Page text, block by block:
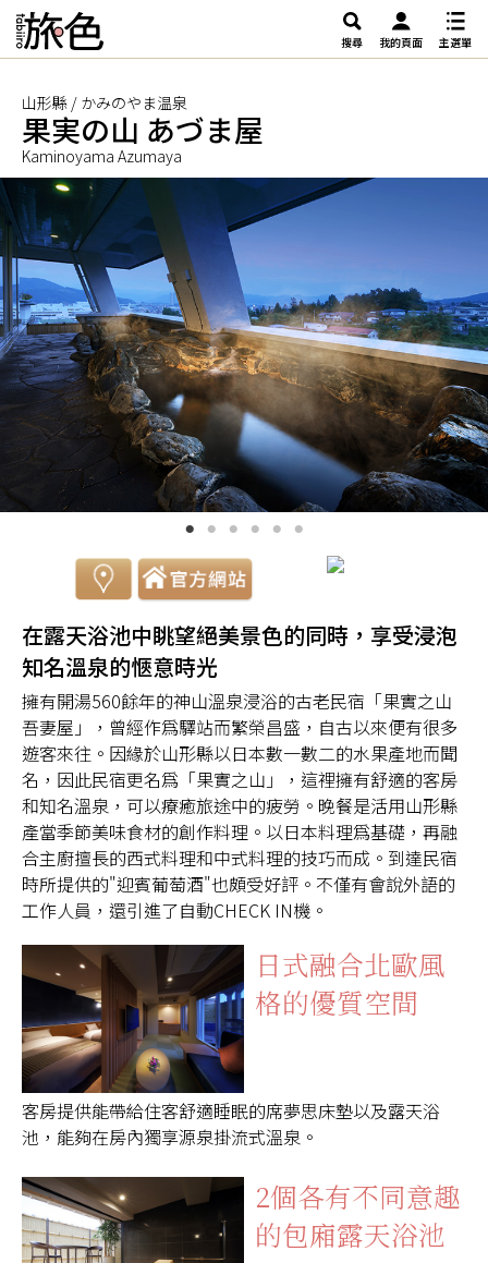
搜尋 我的頁面 主選單
山形縣 / かみのやま温泉
果実の山 あづま屋
Kaminoyama Azumaya
在露天浴池中眺望絕美景色的同時，享受浸泡
知名溫泉的愜意時光
擁有開湯560餘年的神山溫泉浸浴的古老民宿「果實之山
吾妻屋」，曾經作爲驛站而繁榮昌盛，自古以來便有很多
遊客來往。因緣於山形縣以日本數一數二的水果產地而聞
名，因此民宿更名爲「果實之山」，這裡擁有舒適的客房
和知名溫泉，可以療癒旅途中的疲勞。晚餐是活用山形縣
產當季節美味食材的創作料理。以日本料理爲基礎，再融
合主廚擅長的西式料理和中式料理的技巧而成。到達民宿
時所提供的"迎賓葡萄酒"也頗受好評。不僅有會說外語的
工作人員，還引進了自動CHECK IN機。
日式融合北歐風
格的優質空間
客房提供能帶給住客舒適睡眠的席夢思床墊以及露天浴
池，能夠在房內獨享源泉掛流式溫泉。
2個各有不同意趣
的包廂露天浴池